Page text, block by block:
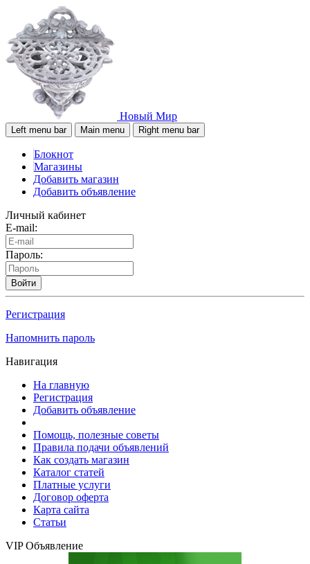
Новый Мир
Left menu bar Main menu Right menu bar
Блокнот
Магазины
Добавить магазин
Добавить объявление
Личный кабинет
E-mail:
Пароль:
Войти
Регистрация
Напомнить пароль
Навигация
На главную
Регистрация
Добавить объявление
Помощь, полезные советы
Правила подачи объявлений
Как создать магазин
Каталог статей
Платные услуги
Договор оферта
Карта сайта
Статьи
VIP Объявление